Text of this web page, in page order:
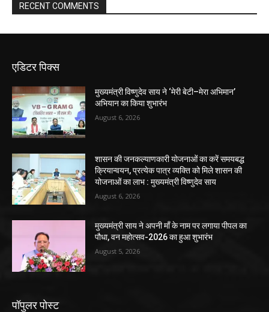
RECENT COMMENTS
एडिटर पिक्स
मुख्यमंत्री विष्णुदेव साय ने ‘मेरी बेटी–मेरा अभिमान’
अभियान का किया शुभारंभ
August 6, 2026
शासन की जनकल्याणकारी योजनाओं का करें समयबद्ध
क्रियान्वयन, प्रत्येक पात्र व्यक्ति को मिले शासन की
योजनाओं का लाभ : मुख्यमंत्री विष्णुदेव साय
August 6, 2026
मुख्यमंत्री साय ने अपनी माँ के नाम पर लगाया पीपल का
पौधा, वन महोत्सव-2026 का हुआ शुभारंभ
August 5, 2026
पॉपुलर पोस्ट